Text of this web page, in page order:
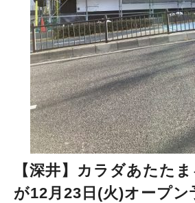
【深井】カラダあたた
が12月23日(火)オープン